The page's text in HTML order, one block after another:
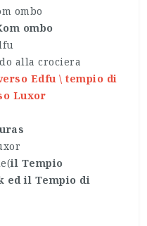
ombo
ombo
alla crociera
Edfu \ tempio di
Luxor
il Tempio
ed il Tempio di